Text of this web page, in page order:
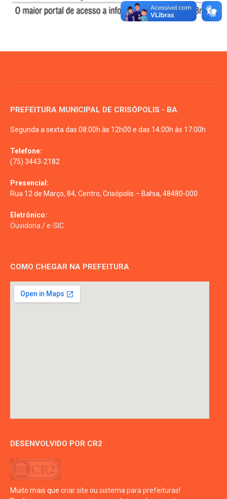
PREFEITURA MUNICIPAL DE CRISÓPOLIS - BA
Segunda a sexta das 08:00h às 12h00 e das 14:00h às 17:00h
Telefone:
(75) 3443-2182
Presencial:
Rua 12 de Março, 84, Centro, Crisópolis – Bahia, 48480-000
Eletrônico:
Ouvidoria /e-SIC
COMO CHEGAR NA PREFEITURA
DESENVOLVIDO POR CR2
Muito mais que criar site ou sistema para prefeituras!